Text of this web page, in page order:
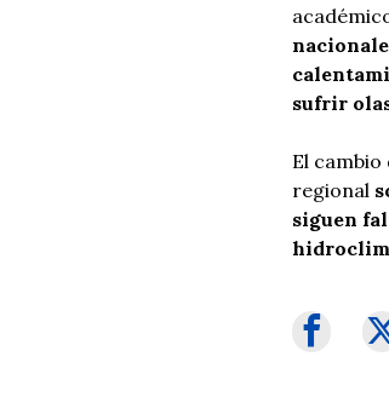
sufrir
El
regional
siguen